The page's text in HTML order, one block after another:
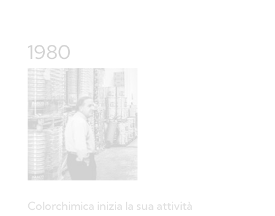
1980
Colorchimica inizia la sua attività